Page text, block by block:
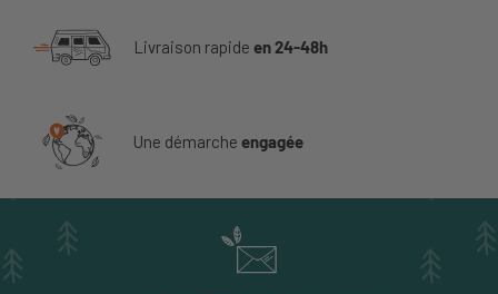
Livraison rapide en 24-48h
Une démarche engagée